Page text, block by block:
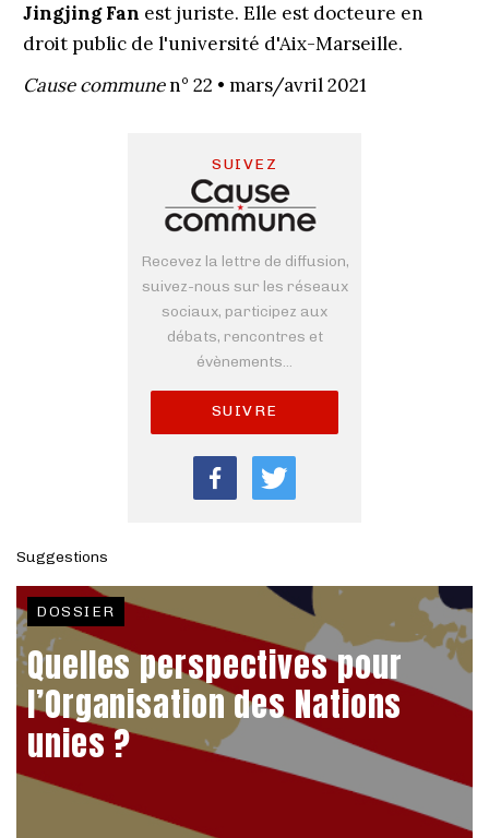
Jingjing Fan est juriste. Elle est docteure en
droit public de l'université d'Aix-Marseille.
Cause communen° 22 • mars/avril 2021
SUIVEZ
Recevez la lettre de diffusion,
suivez-nous sur les réseaux
sociaux, participez aux
débats, rencontres et
évènements...
SUIVRE
Suggestions
DOSSIER
Quelles perspectives pour
l’Organisation des Nations
unies ?